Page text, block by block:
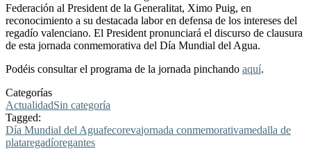
Federación al President de la Generalitat, Ximo Puig, en
reconocimiento a su destacada labor en defensa de los intereses del
regadío valenciano. El President pronunciará el discurso de clausura
de esta jornada conmemorativa del Día Mundial del Agua.
Podéis consultar el programa de la jornada pinchando aquí.
Categorías
ActualidadSin categoría
Tagged:
Día Mundial del Aguafecorevajornada conmemorativamedalla de
plataregadíoregantes